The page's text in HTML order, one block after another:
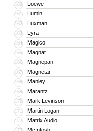
160 Loewe
161 Lumin
162 Luxman
163 Lyra
164 Magico
165 Magnat
166 Magnepan
167 Magnetar
168 Manley
169 Marantz
170 Mark Levinson
171 Martin Logan
172 Matrix Audio